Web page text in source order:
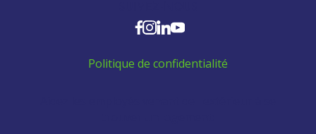
Politique de confidentialité